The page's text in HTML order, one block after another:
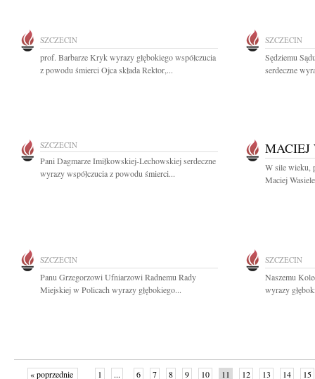
SZCZECIN
prof. Barbarze Kryk wyrazy głębokiego współczucia
z powodu śmierci Ojca składa Rektor,...
SZCZECIN
Sędziemu
serdeczne
SZCZECIN
Pani Dagmarze Imiłkowskiej-Lechowskiej serdeczne
wyrazy współczucia z powodu śmierci...
MACIEJ
W sile wieku,
Maciej
SZCZECIN
Panu Grzegorzowi Ufniarzowi Radnemu Rady
Miejskiej w Policach wyrazy głębokiego...
SZCZECIN
Naszemu
wyrazy
« poprzednie 1 ... 6 7 8 9 10 11 12 13 14 15